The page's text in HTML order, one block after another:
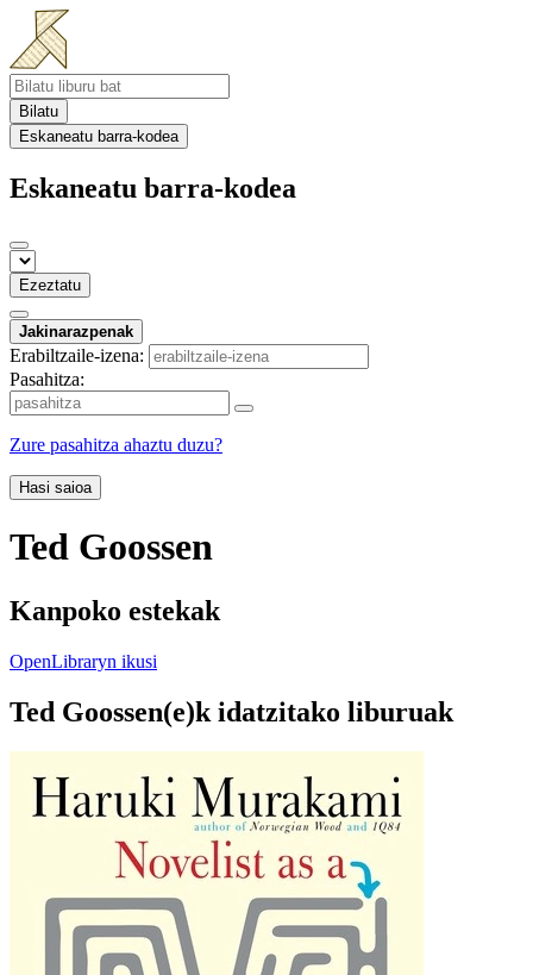
Bilatu
Eskaneatu barra-kodea
Eskaneatu barra-kodea
Ezeztatu
Jakinarazpenak
Erabiltzaile-izena:
Pasahitza:
Zure pasahitza ahaztu duzu?
Hasi saioa
Ted Goossen
Kanpoko estekak
OpenLibraryn ikusi
Ted Goossen(e)k idatzitako liburuak